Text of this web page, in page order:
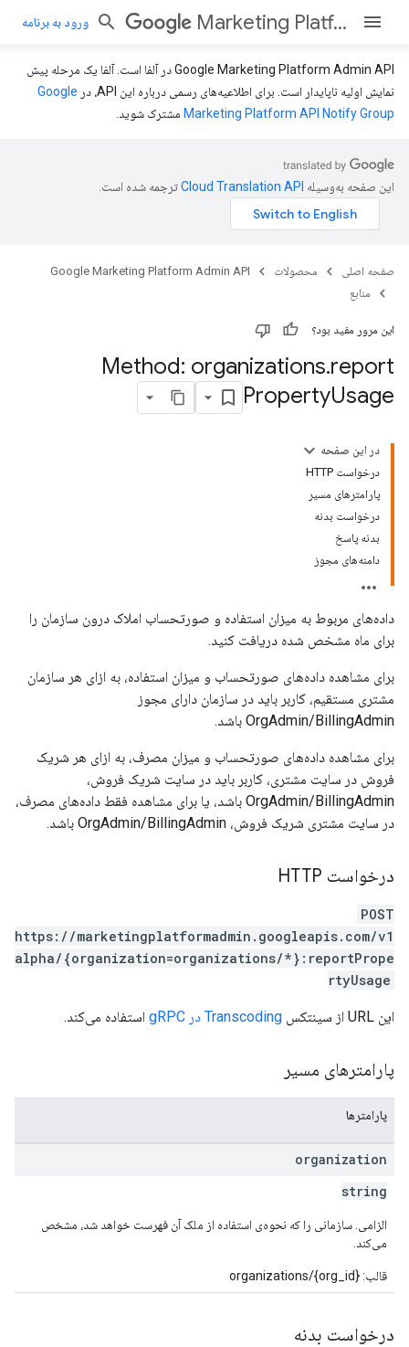
Marketing Platform Admin API ورود به برنامه
Google Marketing Platform Admin API در آلفا است. آلفا یک مرحله پیش
نمایش اولیه ناپایدار است. برای اطلاعیه‌های رسمی درباره این API، در
Google
Marketing Platform API Notify Group مشترک شوید.
این صفحه به‌وسیله ترجمه شده است.
صفحه اصلی محصولات
Google Marketing Platform Admin API
منابع
این مرور مفید بود؟
Method: organizations.report
PropertyUsage
در این صفحه
درخواست HTTP
پارامترهای مسیر
درخواست بدنه
بدنه پاسخ
دامنه‌های مجوز
داده‌های مربوط به میزان استفاده و صورتحساب املاک درون سازمان را
برای ماه مشخص شده دریافت کنید.
برای مشاهده داده‌های صورتحساب و میزان استفاده، به ازای هر سازمان
مشتری مستقیم، کاربر باید در سازمان دارای مجوز
OrgAdmin/BillingAdmin باشد.
برای مشاهده داده‌های صورتحساب و میزان مصرف، به ازای هر شریک
فروش در سایت مشتری، کاربر باید در سایت شریک فروش،
OrgAdmin/BillingAdmin باشد، یا برای مشاهده فقط داده‌های مصرف،
در سایت مشتری شریک فروش، OrgAdmin/BillingAdmin باشد.
درخواست HTTP
POST
https://marketingplatformadmin.googleapis.com/v1
alpha/{organization=organizations/*}:reportPrope
rtyUsage
این URL از سینتکس Transcoding در gRPC استفاده می‌کند.
پارامترهای مسیر
پارامترها
organization
string
الزامی. سازمانی را که نحوه‌ی استفاده از ملک آن فهرست خواهد شد، مشخص
می‌کند.
قالب: organizations/{org_id}
درخواست بدنه